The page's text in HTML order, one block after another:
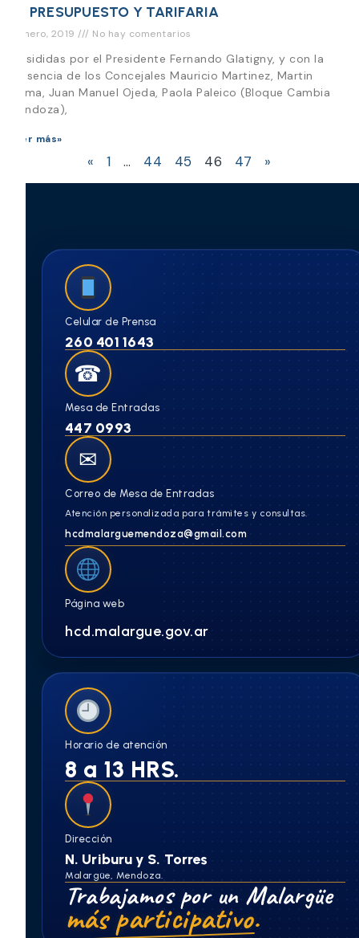
DE PRESUPUESTO Y TARIFARIA
4 enero, 2019 No hay comentarios
Presididas por el Presidente Fernando Glatigny, y con la
presencia de los Concejales Mauricio Martinez, Martin
Palma, Juan Manuel Ojeda, Paola Paleico (Bloque Cambia
Mendoza),
Leer más»
« 1 … 44 45 46 47 »
Celular de Prensa
260 401 1643
☎
Mesa de Entradas
447 0993
✉
Correo de Mesa de Entradas
Atención personalizada para trámites y consultas.
hcdmalarguemendoza@gmail.com
Página web
hcd.malargue.gov.ar
Horario de atención
8 a 13 HRS.
Dirección
N. Uriburu y S. Torres
Malargüe, Mendoza.
Trabajamos por un Malargüe
más participativo.